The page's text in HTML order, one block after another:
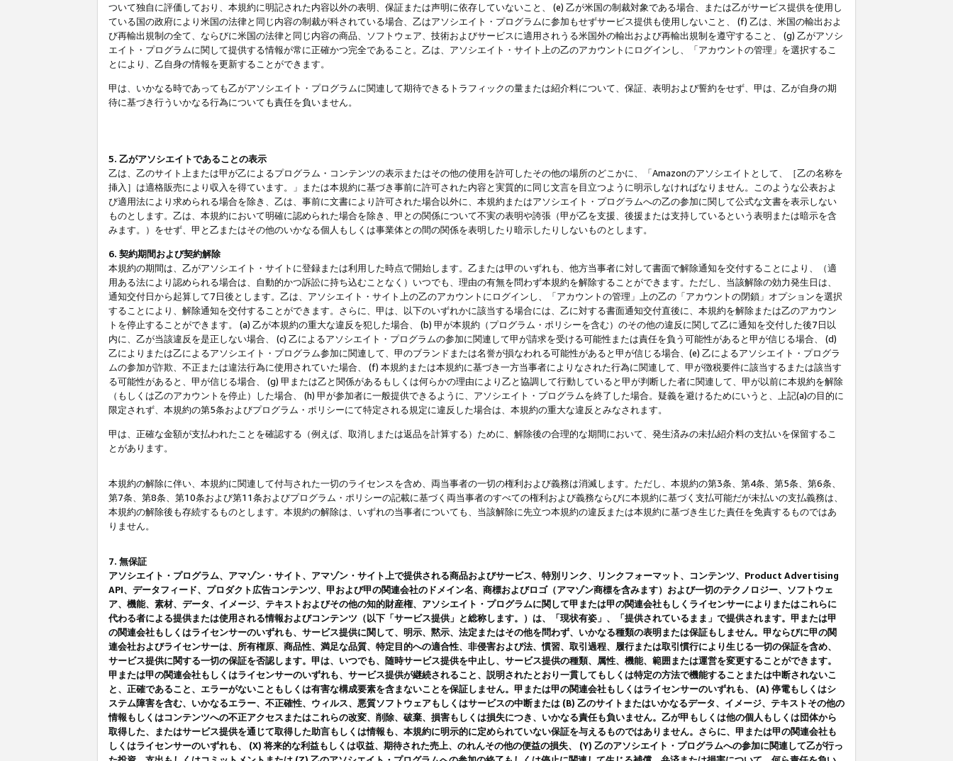
ついて独自に評価しており、本規約に明記された内容以外の表明、保証または声明に依存していないこと、 (e) 乙が米国の制裁対象である場合、または乙がサービス提供を使用し
ている国の政府により米国の法律と同じ内容の制裁が科されている場合、乙はアソシエイト・プログラムに参加もせずサービス提供も使用しないこと、 (f) 乙は、米国の輸出およ
び再輸出規制の全て、ならびに米国の法律と同じ内容の商品、ソフトウェア、技術およびサービスに適用されうる米国外の輸出および再輸出規制を遵守すること、 (g) 乙がアソシ
エイト・プログラムに関して提供する情報が常に正確かつ完全であること。乙は、アソシエイト・サイト上の乙のアカウントにログインし、「アカウントの管理」を選択するこ
とにより、乙自身の情報を更新することができます。
甲は、いかなる時であっても乙がアソシエイト・プログラムに関連して期待できるトラフィックの量または紹介料について、保証、表明および誓約をせず、甲は、乙が自身の期
待に基づき行ういかなる行為についても責任を負いません。
5. 乙がアソシエイトであることの表示
乙は、乙のサイト上または甲が乙によるプログラム・コンテンツの表示またはその他の使用を許可したその他の場所のどこかに、「Amazonのアソシエイトとして、［乙の名称を
挿入］は適格販売により収入を得ています。」または本規約に基づき事前に許可された内容と実質的に同じ文言を目立つように明示しなければなりません。このような公表およ
び適用法により求められる場合を除き、乙は、事前に文書により許可された場合以外に、本規約またはアソシエイト・プログラムへの乙の参加に関して公式な文書を表示しない
ものとします。乙は、本規約において明確に認められた場合を除き、甲との関係について不実の表明や誇張（甲が乙を支援、後援または支持しているという表明または暗示を含
みます。）をせず、甲と乙またはその他のいかなる個人もしくは事業体との間の関係を表明したり暗示したりしないものとします。
6. 契約期間および契約解除
本規約の期間は、乙がアソシエイト・サイトに登録または利用した時点で開始します。乙または甲のいずれも、他方当事者に対して書面で解除通知を交付することにより、（適
用ある法により認められる場合は、自動的かつ訴訟に持ち込むことなく）いつでも、理由の有無を問わず本規約を解除することができます。ただし、当該解除の効力発生日は、
通知交付日から起算して7日後とします。乙は、アソシエイト・サイト上の乙のアカウントにログインし、「アカウントの管理」上の乙の「アカウントの閉鎖」オプションを選択
することにより、解除通知を交付することができます。さらに、甲は、以下のいずれかに該当する場合には、乙に対する書面通知交付直後に、本規約を解除または乙のアカウン
トを停止することができます。 (a) 乙が本規約の重大な違反を犯した場合、 (b) 甲が本規約（プログラム・ポリシーを含む）のその他の違反に関して乙に通知を交付した後7日以
内に、乙が当該違反を是正しない場合、 (c) 乙によるアソシエイト・プログラムの参加に関連して甲が請求を受ける可能性または責任を負う可能性があると甲が信じる場合、 (d)
乙によりまたは乙によるアソシエイト・プログラム参加に関連して、甲のブランドまたは名誉が損なわれる可能性があると甲が信じる場合、(e) 乙によるアソシエイト・プログラ
ムの参加が詐欺、不正または違法行為に使用されていた場合、 (f) 本規約または本規約に基づき一方当事者によりなされた行為に関連して、甲が徴税要件に該当するまたは該当す
る可能性があると、甲が信じる場合、 (g) 甲または乙と関係があるもしくは何らかの理由により乙と協調して行動していると甲が判断した者に関連して、甲が以前に本規約を解除
（もしくは乙のアカウントを停止）した場合、 (h) 甲が参加者に一般提供できるように、アソシエイト・プログラムを終了した場合。疑義を避けるためにいうと、上記(a)の目的に
限定されず、本規約の第5条およびプログラム・ポリシーにて特定される規定に違反した場合は、本規約の重大な違反とみなされます。
甲は、正確な金額が支払われたことを確認する（例えば、取消しまたは返品を計算する）ために、解除後の合理的な期間において、発生済みの未払紹介料の支払いを保留するこ
とがあります。
本規約の解除に伴い、本規約に関連して付与された一切のライセンスを含め、両当事者の一切の権利および義務は消滅します。ただし、本規約の第3条、第4条、第5条、第6条、
第7条、第8条、第10条および第11条およびプログラム・ポリシーの記載に基づく両当事者のすべての権利および義務ならびに本規約に基づく支払可能だが未払いの支払義務は、
本規約の解除後も存続するものとします。本規約の解除は、いずれの当事者についても、当該解除に先立つ本規約の違反または本規約に基づき生じた責任を免責するものではあ
りません。
7. 無保証
アソシエイト・プログラム、アマゾン・サイト、アマゾン・サイト上で提供される商品およびサービス、特別リンク、リンクフォーマット、コンテンツ、Product Advertising
API、データフィード、プロダクト広告コンテンツ、甲および甲の関連会社のドメイン名、商標およびロゴ（アマゾン商標を含みます）および一切のテクノロジー、ソフトウェ
ア、機能、素材、データ、イメージ、テキストおよびその他の知的財産権、アソシエイト・プログラムに関して甲または甲の関連会社もしくライセンサーによりまたはこれらに
代わる者による提供または使用される情報およびコンテンツ（以下「サービス提供」と総称します。）は、「現状有姿」、「提供されているまま」で提供されます。甲または甲
の関連会社もしくはライセンサーのいずれも、サービス提供に関して、明示、黙示、法定またはその他を問わず、いかなる種類の表明または保証もしません。甲ならびに甲の関
連会社およびライセンサーは、所有権原、商品性、満足な品質、特定目的への適合性、非侵害および法、慣習、取引過程、履行または取引慣行により生じる一切の保証を含め、
サービス提供に関する一切の保証を否認します。甲は、いつでも、随時サービス提供を中止し、サービス提供の種類、属性、機能、範囲または運営を変更することができます。
甲または甲の関連会社もしくはライセンサーのいずれも、サービス提供が継続されること、説明されたとおり一貫してもしくは特定の方法で機能することまたは中断されないこ
と、正確であること、エラーがないこともしくは有害な構成要素を含まないことを保証しません。甲または甲の関連会社もしくはライセンサーのいずれも、 (A) 停電もしくはシ
ステム障害を含む、いかなるエラー、不正確性、ウィルス、悪質ソフトウェアもしくはサービスの中断または (B) 乙のサイトまたはいかなるデータ、イメージ、テキストその他の
情報もしくはコンテンツへの不正アクセスまたはこれらの改変、削除、破棄、損害もしくは損失につき、いかなる責任も負いません。乙が甲もしくは他の個人もしくは団体から
取得した、またはサービス提供を通じて取得した助言もしくは情報も、本規約に明示的に定められていない保証を与えるものではありません。さらに、甲または甲の関連会社も
しくはライセンサーのいずれも、 (X) 将来的な利益もしくは収益、期待された売上、のれんその他の便益の損失、 (Y) 乙のアソシエイト・プログラムへの参加に関連して乙が行っ